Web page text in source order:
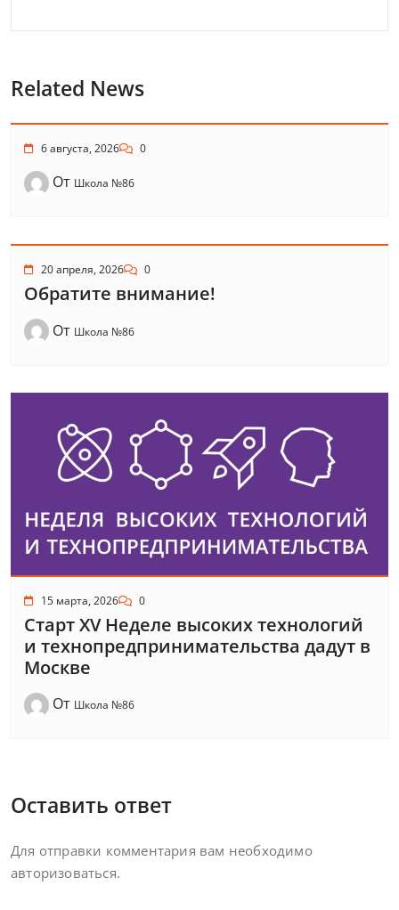
Related News
6 августа, 2026 0
От Школа №86
20 апреля, 2026 0
Обратите внимание!
От Школа №86
15 марта, 2026 0
Старт XV Неделе высоких технологий
и технопредпринимательства дадут в
Москве
От Школа №86
Оставить ответ
Для отправки комментария вам необходимо
авторизоваться.